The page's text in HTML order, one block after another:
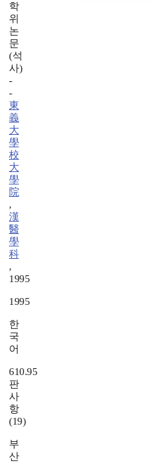
학
위
논
문
(석
사)
-
-
東
義
大
學
校
大
學
院
,
漢
醫
學
科
,
1995
1995
한
국
어
610.95
판
사
항
(19)
부
산